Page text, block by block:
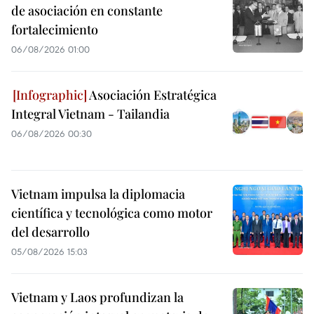
de asociación en constante
fortalecimiento
06/08/2026 01:00
Asociación Estratégica
Integral Vietnam - Tailandia
06/08/2026 00:30
Vietnam impulsa la diplomacia
científica y tecnológica como motor
del desarrollo
05/08/2026 15:03
Vietnam y Laos profundizan la